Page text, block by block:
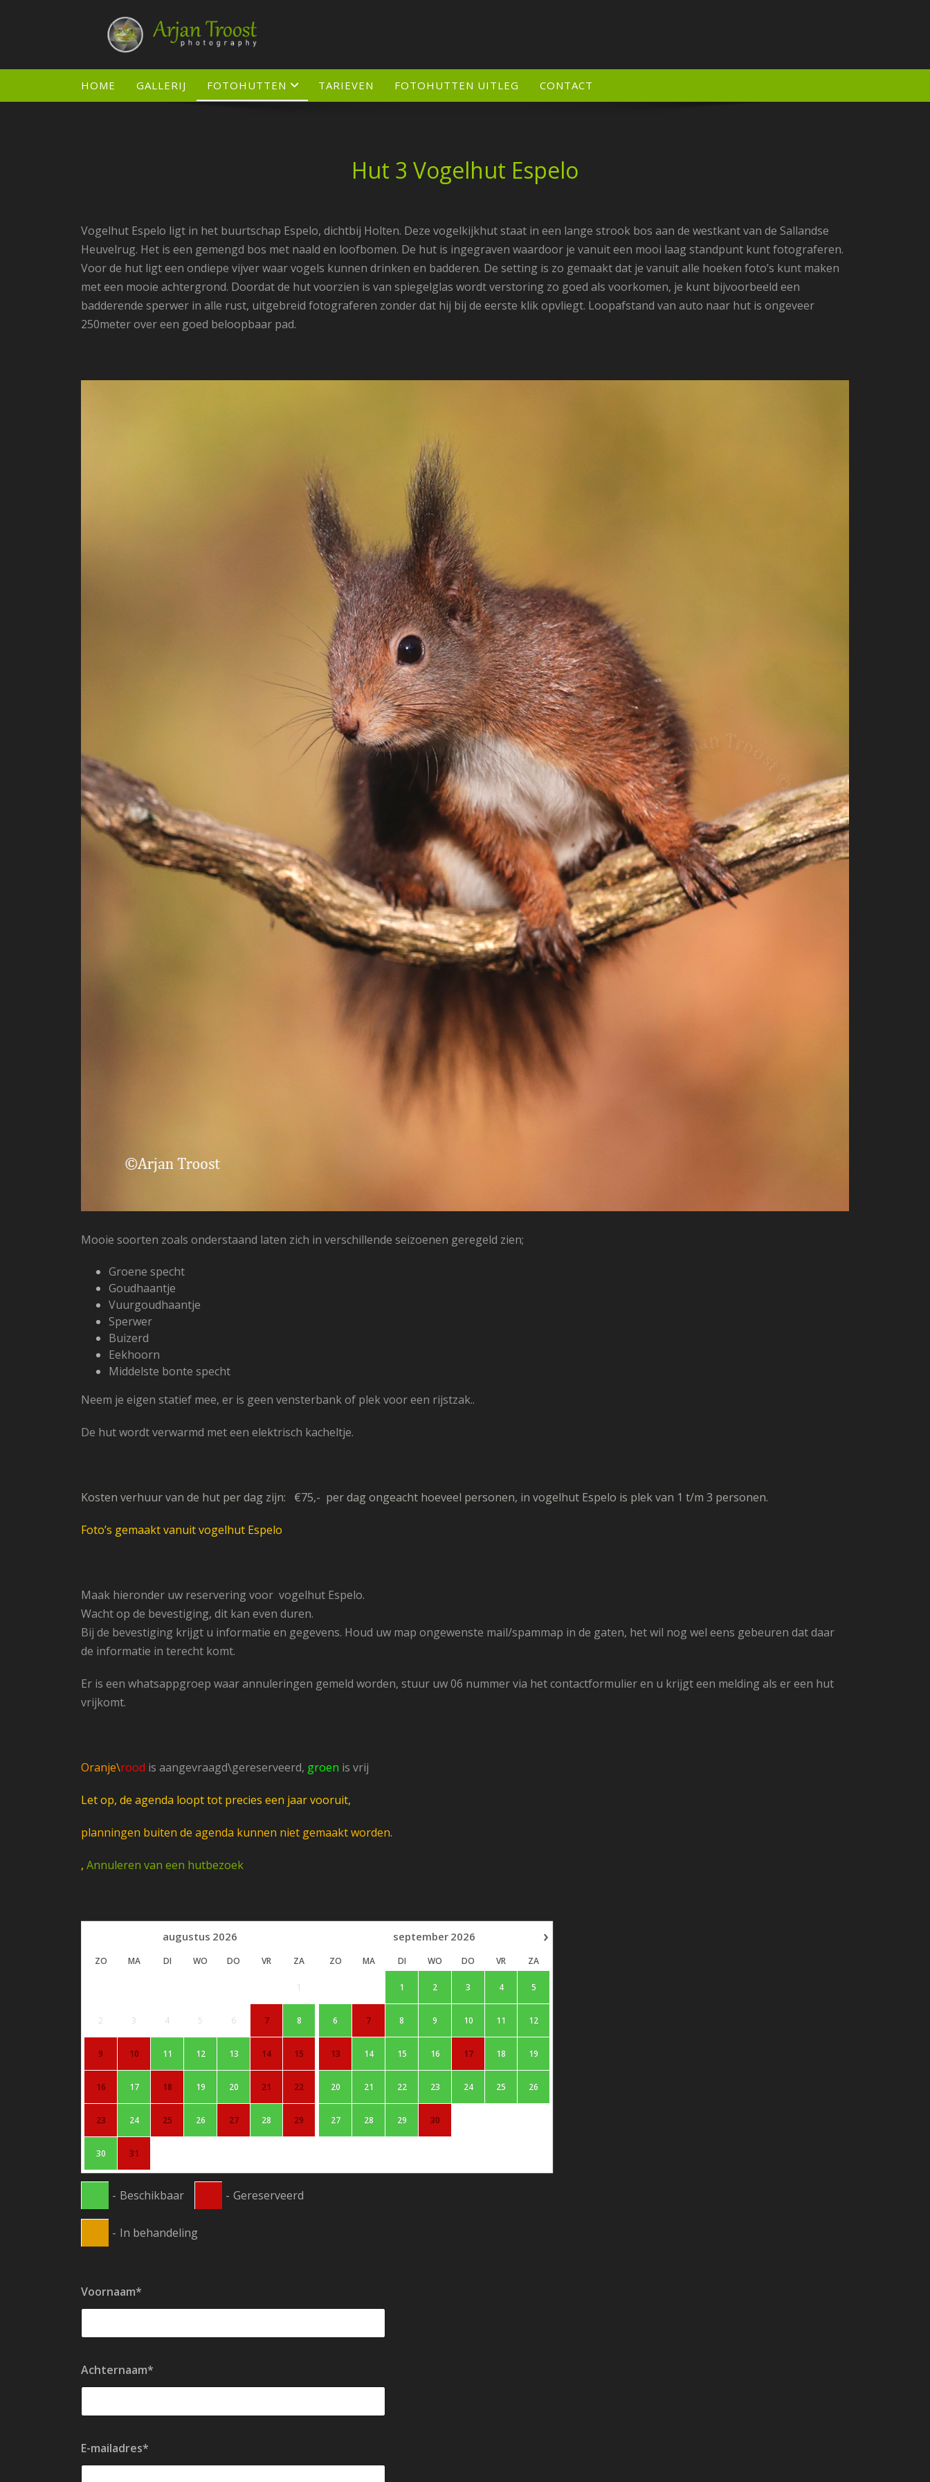
HOME GALLERIJ FOTOHUTTEN TARIEVEN FOTOHUTTEN UITLEG CONTACT
Hut 3 Vogelhut Espelo
Vogelhut Espelo ligt in het buurtschap Espelo, dichtbij Holten. Deze vogelkijkhut staat in een lange strook bos aan de westkant van de Sallandse
Heuvelrug. Het is een gemengd bos met naald en loofbomen. De hut is ingegraven waardoor je vanuit een mooi laag standpunt kunt fotograferen.
Voor de hut ligt een ondiepe vijver waar vogels kunnen drinken en badderen. De setting is zo gemaakt dat je vanuit alle hoeken foto’s kunt maken
met een mooie achtergrond. Doordat de hut voorzien is van spiegelglas wordt verstoring zo goed als voorkomen, je kunt bijvoorbeeld een
badderende sperwer in alle rust, uitgebreid fotograferen zonder dat hij bij de eerste klik opvliegt. Loopafstand van auto naar hut is ongeveer
250meter over een goed beloopbaar pad.
Mooie soorten zoals onderstaand laten zich in verschillende seizoenen geregeld zien;
Groene specht
Goudhaantje
Vuurgoudhaantje
Sperwer
Buizerd
Eekhoorn
Middelste bonte specht
Neem je eigen statief mee, er is geen vensterbank of plek voor een rijstzak..
De hut wordt verwarmd met een elektrisch kacheltje.
Kosten verhuur van de hut per dag zijn: €75,- per dag ongeacht hoeveel personen, in vogelhut Espelo is plek van 1 t/m 3 personen.
Foto’s gemaakt vanuit vogelhut Espelo
Maak hieronder uw reservering voor vogelhut Espelo.
Wacht op de bevestiging, dit kan even duren.
Bij de bevestiging krijgt u informatie en gegevens. Houd uw map ongewenste mail/spammap in de gaten, het wil nog wel eens gebeuren dat daar
de informatie in terecht komt.
Er is een whatsappgroep waar annuleringen gemeld worden, stuur uw 06 nummer via het contactformulier en u krijgt een melding als er een hut
vrijkomt.
Oranje\rood is aangevraagd\gereserveerd, groen is vrij
Let op, de agenda loopt tot precies een jaar vooruit,
planningen buiten de agenda kunnen niet gemaakt worden.
, Annuleren van een hutbezoek
›
augustus 2026
ZO MA DI WO DO VR ZA
1
2 3 4 5 6 7 8
9 10 11 12 13 14 15
16 17 18 19 20 21 22
23 24 25 26 27 28 29
30 31
september 2026
ZO MA DI WO DO VR ZA
1 2 3 4 5
6 7 8 9 10 11 12
13 14 15 16 17 18 19
20 21 22 23 24 25 26
27 28 29 30
- Beschikbaar - Gereserveerd
- In behandeling
Voornaam*
Achternaam*
E-mailadres*